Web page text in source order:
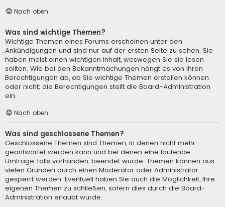
Nach oben
Was sind wichtige Themen?
Wichtige Themen eines Forums erscheinen unter den
Ankündigungen und sind nur auf der ersten Seite zu sehen. Sie
haben meist einen wichtigen Inhalt, weswegen Sie sie lesen
sollten. Wie bei den Bekanntmachungen hängt es von Ihren
Berechtigungen ab, ob Sie wichtige Themen erstellen können
oder nicht; die Berechtigungen stellt die Board-Administration
ein.
Nach oben
Was sind geschlossene Themen?
Geschlossene Themen sind Themen, in denen nicht mehr
geantwortet werden kann und bei denen eine laufende
Umfrage, falls vorhanden, beendet wurde. Themen können aus
vielen Gründen durch einen Moderator oder Administrator
gesperrt werden. Eventuell haben Sie auch die Möglichkeit, Ihre
eigenen Themen zu schließen, sofern dies durch die Board-
Administration erlaubt wurde.